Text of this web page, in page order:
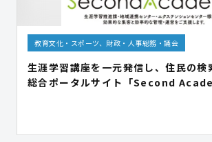
教育文化・スポーツ、財政・人事総務・議会
生涯学習講座を一元発信し、住民の検
総合ポータルサイト「Second